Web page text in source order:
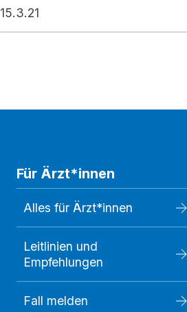
15.3.21
Für Ärzt*innen
Alles für Ärzt*innen
Leitlinien und
Empfehlungen
Fall melden